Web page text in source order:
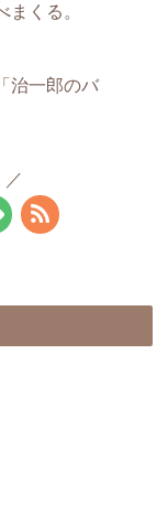
くる。
治一郎のバ